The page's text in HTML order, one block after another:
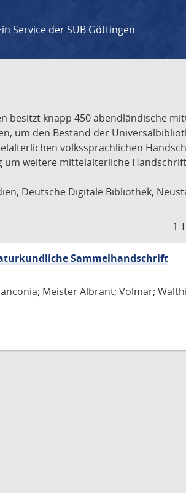
Service der SUB Göttingen
besitzt knapp 450 abendländische
um den Bestand der
volkssprachlichen
weitere mittelalterliche
Deutsche Digitale Bibliothek,
1
Sammelhandschrift
Meister Albrant; Volmar;